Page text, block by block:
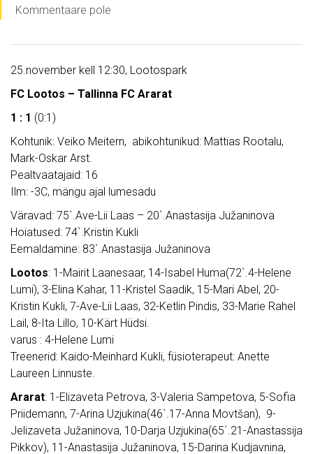
Kommentaare pole
25.november kell 12:30, Lootospark
FC Lootos – Tallinna FC Ararat
1 : 1 (0:1)
Kohtunik: Veiko Meitern, abikohtunikud: Mattias Rootalu,
Mark-Oskar Arst.
Pealtvaatajaid: 16
Ilm: -3C, mängu ajal lumesadu
Väravad: 75`.Ave-Lii Laas – 20`.Anastasija Južaninova
Hoiatused: 74`.Kristin Kukli
Eemaldamine: 83`.Anastasija Južaninova
Lootos: 1-Mairit Laanesaar, 14-Isabel Huma(72`.4-Helene
Lumi), 3-Elina Kahar, 11-Kristel Saadik, 15-Mari Abel, 20-
Kristin Kukli, 7-Ave-Lii Laas, 32-Ketlin Pindis, 33-Marie Rahel
Lail, 8-Ita Lillo, 10-Kärt Hüdsi.
varus : 4-Helene Lumi
Treenerid: Kaido-Meinhard Kukli, füsioterapeut: Anette
Laureen Linnuste.
Ararat: 1-Elizaveta Petrova, 3-Valeria Sampetova, 5-Sofia
Priidemann, 7-Arina Uzjukina(46`.17-Anna Movtšan), 9-
Jelizaveta Južaninova, 10-Darja Uzjukina(65`.21-Anastassija
Pikkov), 11-Anastasija Južaninova, 15-Darina Kudjavnina,